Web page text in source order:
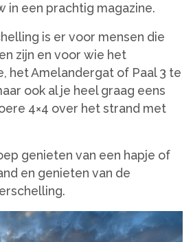
in een prachtig magazine.
is er voor mensen die
zijn en voor wie het
het Amelandergat of Paal 3 te
ook al je heel graag eens
4×4 over het strand met
genieten van een hapje of
en genieten van de